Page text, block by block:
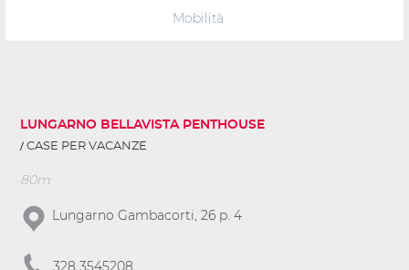
Mobilità
LUNGARNO BELLAVISTA PENTHOUSE
CASE PER VACANZE
80m
Lungarno Gambacorti, 26 p. 4
328 3545208